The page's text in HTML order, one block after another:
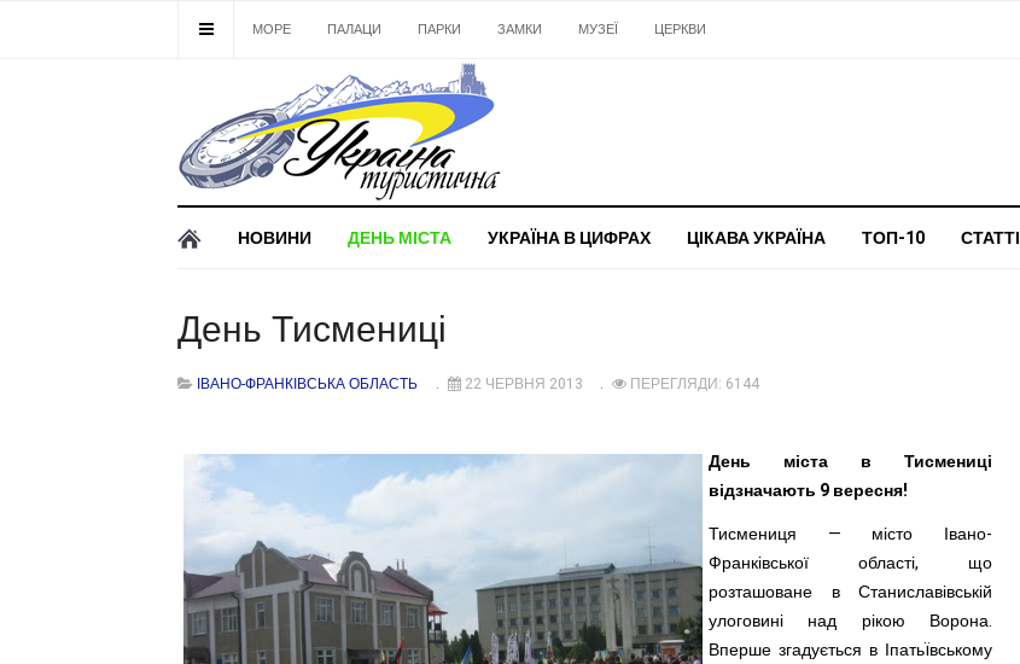
МОРЕ ПАЛАЦИ ПАРКИ ЗАМКИ МУЗЕЇ ЦЕРКВИ
НОВИНИ ДЕНЬ МІСТА УКРАЇНА В ЦИФРАХ ЦІКАВА УКРАЇНА ТОП-10 СТАТТІ
День Тисмениці
ІВАНО-ФРАНКІВСЬКА ОБЛАСТЬ 22 ЧЕРВНЯ 2013 ПЕРЕГЛЯДИ: 6144
День міста в Тисмениці
відзначають 9 вересня!
Тисмениця — місто Івано-
Франківської області, що
розташоване в Станиславівській
улоговині над рікою Ворона.
Вперше згадується в Іпатьïвському